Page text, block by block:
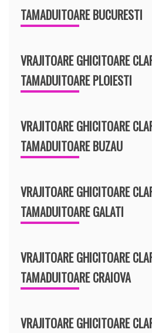
TAMADUITOARE BUCURESTI
VRAJITOARE GHICITOARE
TAMADUITOARE PLOIESTI
VRAJITOARE GHICITOARE
TAMADUITOARE BUZAU
VRAJITOARE GHICITOARE
TAMADUITOARE GALATI
VRAJITOARE GHICITOARE
TAMADUITOARE CRAIOVA
VRAJITOARE GHICITOARE